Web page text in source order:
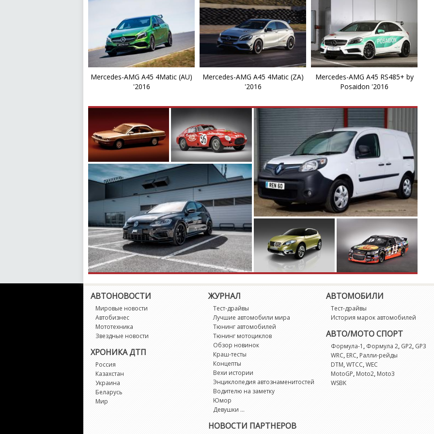
Mercedes-AMG A45 4Matic (AU)
'2016
Mercedes-AMG A45 4Matic (ZA)
'2016
Mercedes-AMG A45 RS485+ by
Posaidon '2016
АВТОНОВОСТИ
Мировые новости
Автобизнес
Мототехника
Звездные новости
ХРОНИКА ДТП
Россия
Казахстан
Украина
Беларусь
Мир
ЖУРНАЛ
Тест-драйвы
Лучшие автомобили мира
Тюнинг автомобилей
Тюнинг мотоциклов
Обзор новинок
Краш-тесты
Концепты
Вехи истории
Энциклопедия автознаменитостей
Водителю на заметку
Юмор
Девушки ...
НОВОСТИ ПАРТНЕРОВ
АВТОМОБИЛИ
Тест-драйвы
История марок автомобилей
АВТО/МОТО СПОРТ
Формула-1 , Формула 2, GP2, GP3
WRC,ERC,Ралли-рейды
DTM,WTCC,WEC
MotoGP,Moto2,Moto3
WSBK